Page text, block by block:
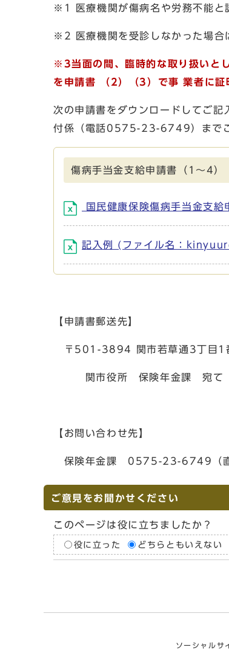
※1 医療機関が傷病名や労務不能と
※2 医療機関を受診しなかった場合
※3当面の間、臨時的な取り扱いと
を申請書 （2）（3）で事 業者に証
次の申請書をダウンロードしてご
付係（電話0575-23-6749）までご
傷病手当金支給申請書（1～4）
国民健康保険傷病手当金
記入例 (ファイル名：
【申請書郵送先】
〒501-3894 関市若草通3丁目1
関市役所 保険年金課 宛て
【お問い合わせ先】
保険年金課 0575-23-6749（直
ご意見をお聞かせください
このページは役に立ちましたか？
役に立った どちらともいえない
ソーシャルサ